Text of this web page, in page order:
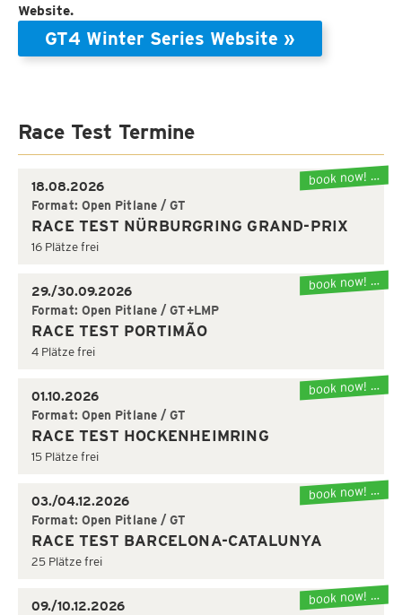
Website.
GT4 Winter Series Website »
Race Test Termine
book now! …
18.08.2026
Format: Open Pitlane / GT
RACE TEST NÜRBURGRING GRAND-PRIX
16 Plätze frei
book now! …
29./30.09.2026
Format: Open Pitlane / GT+LMP
RACE TEST PORTIMÃO
4 Plätze frei
book now! …
01.10.2026
Format: Open Pitlane / GT
RACE TEST HOCKENHEIMRING
15 Plätze frei
book now! …
03./04.12.2026
Format: Open Pitlane / GT
RACE TEST BARCELONA-CATALUNYA
25 Plätze frei
book now! …
09./10.12.2026